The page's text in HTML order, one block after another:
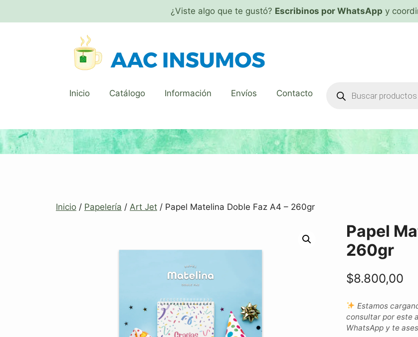
¿Viste algo que te gustó? Escribinos por WhatsApp y
Inicio Catálogo Información Envíos Contacto
Inicio / Papelería / Art Jet / Papel Matelina Doble Faz A4 – 260gr
Papel
260gr
$8.800,00
Estamos
consultar por este
WhatsApp y te